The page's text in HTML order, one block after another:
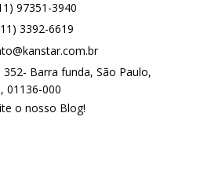
97351-3940
3392-6619
Barra funda, São Paulo,
01136-000
o nosso Blog!